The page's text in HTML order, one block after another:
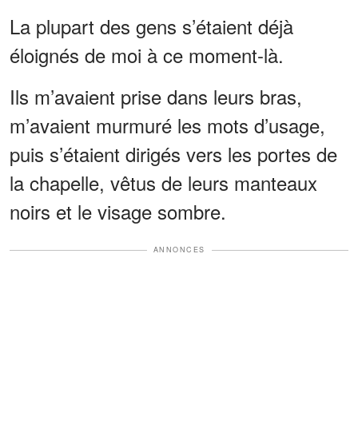
La plupart des gens s’étaient déjà
éloignés de moi à ce moment-là.
Ils m’avaient prise dans leurs bras,
m’avaient murmuré les mots d’usage,
puis s’étaient dirigés vers les portes de
la chapelle, vêtus de leurs manteaux
noirs et le visage sombre.
ANNONCES